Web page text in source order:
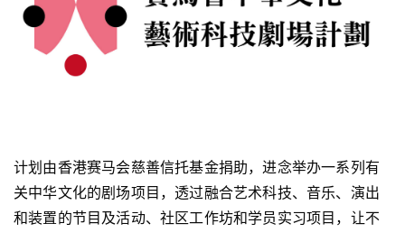
书法导师：徐沛之博士
创作协力 / 艺能导赏员：李俊乐（口琴）、康博能 （杂
创作助理 / 领航员：李嘉怡
香港基督教服务处葵兴早期教育及训练中心
香港基督教服务处摩理臣山儿童发展中心
香港基督教服务处培爱学校
香港基督教服务处汇爱家长资源中心（深水埗）
香港聋人福利促进会（新界综合服务中心）
计划由香港赛马会慈善信托基金捐助，进念举办一系列有
关中华文化的剧场项目，透过融合艺术科技、音乐、演出
和装置的节目及活动、社区工作坊和学员实习项目，让不